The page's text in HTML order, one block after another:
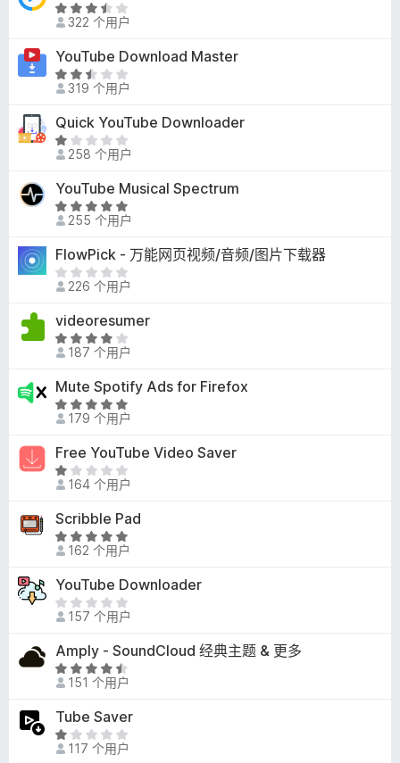
5
5
评
分
3
7
5
322 个用户
YouTube Download Master
评
分
2
6
5
319 个用户
Quick YouTube Downloader
评
分
1
5
258 个用户
YouTube Musical Spectrum
评
分
5
/
5
255 个用户
FlowPick - 万能网页视频/音频/图片下载器
目
前
尚
无
评
226 个用户
videoresumer
评
分
4
/
5
187 个用户
Mute Spotify Ads for Firefox
评
分
5
/
5
179 个用户
Free YouTube Video Saver
评
分
1
/
5
164 个用户
Scribble Pad
评
分
4
8
5
162 个用户
YouTube Downloader
目
前
尚
无
评
157 个用户
Amply - SoundCloud 经典主题 & 更多
评
分
4
7
151 个用户
Tube Saver
评
分 117 个用户